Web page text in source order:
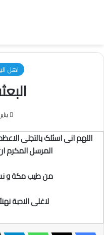
اهل
يناير 28, 2025
اللهم انی اسئلک بالتجلی
المرسل المکرم
من طیب مکة و
لاغلی الاحبة